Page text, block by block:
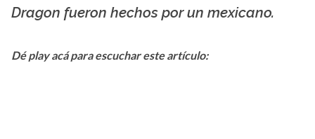
Dragon fueron hechos por un mexicano.
Dé play acá para escuchar este artículo: